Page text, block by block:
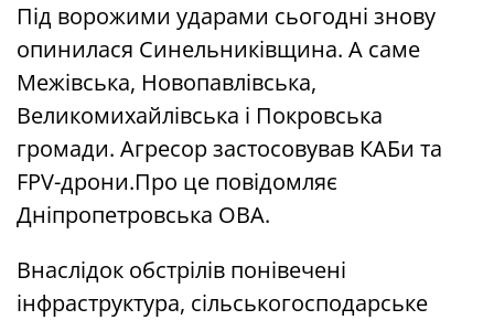
Під ворожими ударами сьогодні знову
опинилася Синельниківщина. А саме
Межівська, Новопавлівська,
Великомихайлівська і Покровська
громади. Агресор застосовував КАБи та
FPV-дрони.Про це повідомляє
Дніпропетровська ОВА.
Внаслідок обстрілів понівечені
інфраструктура, сільськогосподарське